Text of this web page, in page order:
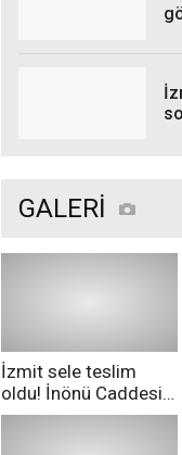
GALERİ
İzmit sele teslim
oldu! İnönü Caddesi
göle döndü!